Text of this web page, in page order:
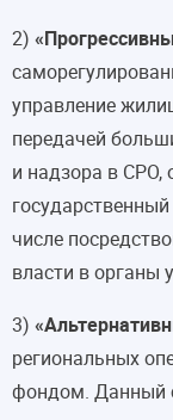
2)
управление
передачей
и надзора в СРО,
числе
власти в органы
3)
региональных
фондом. Данный